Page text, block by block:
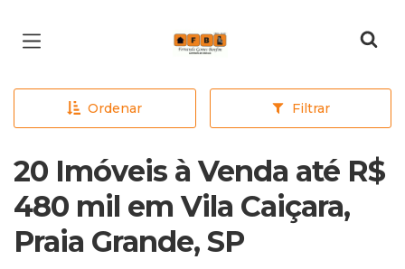
Página inicial
Ordenar Filtrar
20 Imóveis à Venda até R$
480 mil em Vila Caiçara,
Praia Grande, SP